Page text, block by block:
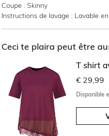
Coupe : Skinny
Instructions de lavage : Lavable
Ceci te plaira peut être
T shirt
€ 29,99
Disponible